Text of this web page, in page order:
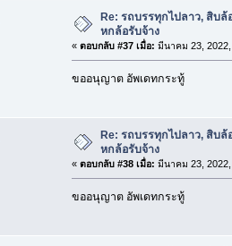
Re: รถบรรทุกไปลาว, สิบล้
หกล้อรับจ้าง
« ตอบกลับ #37 เมื่อ: มีนาคม 23,
ขออนุญาต อัพเดทกระทู้
Re: รถบรรทุกไปลาว, สิบล้
หกล้อรับจ้าง
« ตอบกลับ #38 เมื่อ: มีนาคม 23,
ขออนุญาต อัพเดทกระทู้